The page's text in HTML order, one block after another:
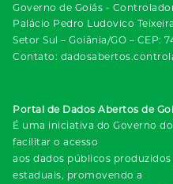
Governo de Goiás -
Palácio Pedro Ludovico
Setor Sul – Goiânia/GO – CEP:
Contato:
Portal de Dados Abertos de
É uma iniciativa do Governo
facilitar o acesso
aos dados públicos
estaduais, promovendo a